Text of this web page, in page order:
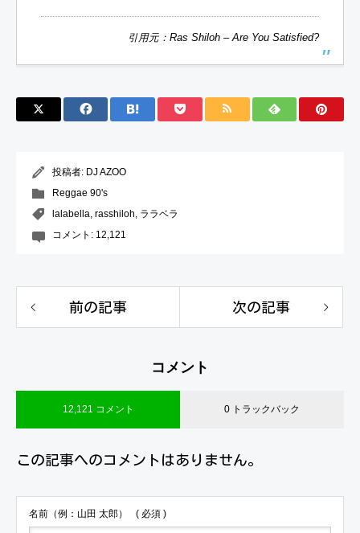
引用元：Ras Shiloh – Are You Satisfied?
投稿者: DJ AZOO
Reggae 90's
lalabella, rasshiloh, ララベラ
コメント: 12,121
前の記事 次の記事
コメント
12,121 コメント 0 トラックバック
この記事へのコメントはありません。
名前（例：山田 太郎） ( 必須 )